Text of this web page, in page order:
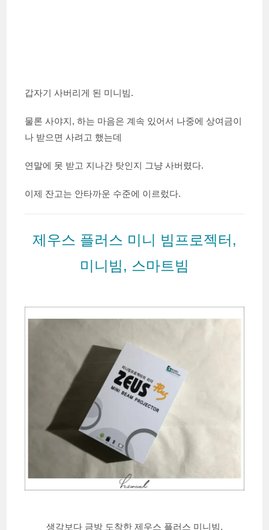
갑자기 사버리게 된 미니빔.
물론 사야지, 하는 마음은 계속 있어서 나중에 상여금이
나 받으면 사려고 했는데
연말에 못 받고 지나간 탓인지 그냥 사버렸다.
이제 잔고는 안타까운 수준에 이르렀다.
제우스 플러스 미니 빔프로젝터,
미니빔, 스마트빔
생각보다 금방 도착한 제우스 플러스 미니빔.